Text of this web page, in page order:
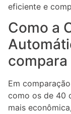
eficiente e
Como a
Em
como os de 40
mais